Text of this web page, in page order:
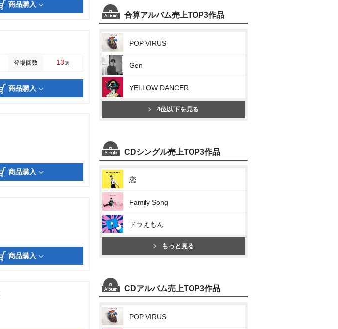
商品購入
登場回数 13週
商品購入
商品購入
商品購入
合算アルバム売上TOP3作品
POP VIRUS
Gen
YELLOW DANCER
4位以下を見る
CDシングル売上TOP3作品
恋
Family Song
ドラえもん
もっと見る
CDアルバム売上TOP3作品
POP VIRUS